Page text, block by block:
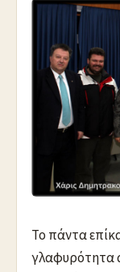
Το πάντα
γλαφυρότητα